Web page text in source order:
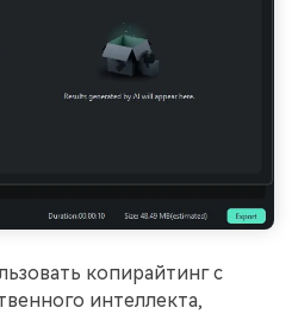
копирайтинг с
интеллекта,